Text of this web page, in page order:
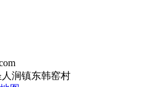
涧镇东韩窑村